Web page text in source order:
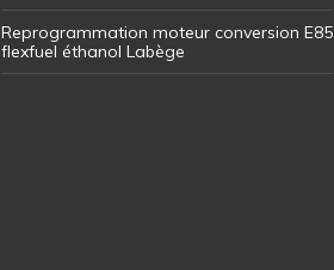
Reprogrammation moteur conversion E85
flexfuel éthanol Labège